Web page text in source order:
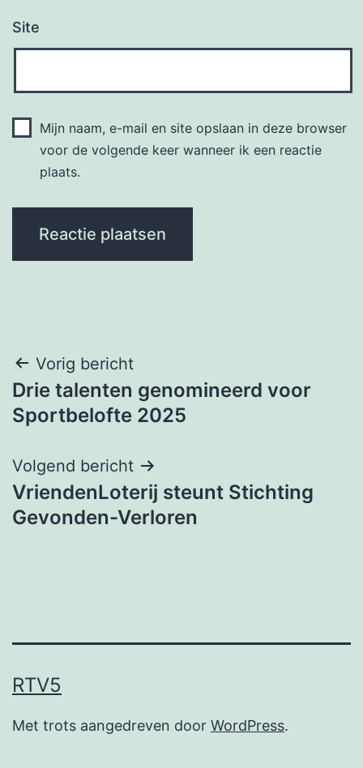
Site
Mijn naam, e-mail en site opslaan in deze browser
voor de volgende keer wanneer ik een reactie
plaats.
Bericht
navigatie
Vorig bericht
Drie talenten genomineerd voor
Sportbelofte 2025
Volgend bericht
VriendenLoterij steunt Stichting
Gevonden-Verloren
RTV5
Met trots aangedreven door WordPress.